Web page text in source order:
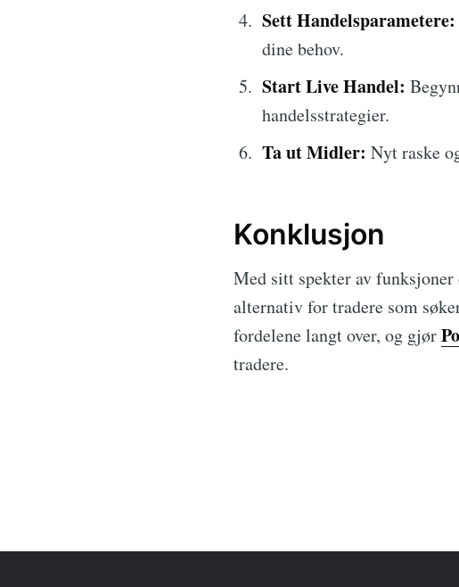
Sett Handelsparametere:
dine behov.
Start Live Handel:
handelsstrategier.
Ta ut Midler: Nyt raske
Konklusjon
Med sitt spekter av funksjoner
alternativ for tradere som
fordelene langt over, og gjør
tradere.